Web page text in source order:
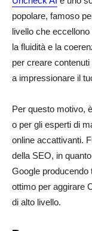
popolare, famoso
livello che
la fluidità e la
per creare
a impressionare il
Per questo motivo,
o per gli esperti di
online accattivanti.
della SEO, in
Google producendo
ottimo per aggirare
di alto livello.